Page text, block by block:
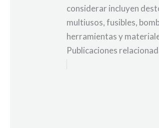
considerar incluyen
multiusos, fusibles,
herramientas y
Publicaciones